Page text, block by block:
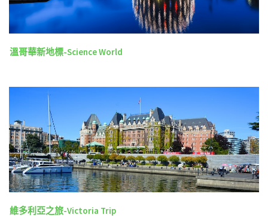
溫哥華新地標-Science World
維多利亞之旅-Victoria Trip